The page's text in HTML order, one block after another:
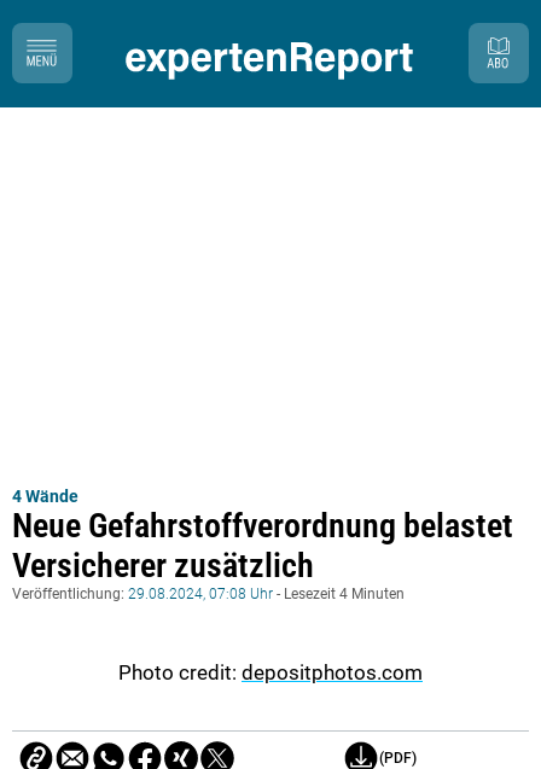
4 Wände
Neue Gefahrstoffverordnung belastet
Versicherer zusätzlich
Veröffentlichung: 29.08.2024, 07:08 Uhr - Lesezeit 4 Minuten
Photo credit: depositphotos.com
(PDF)